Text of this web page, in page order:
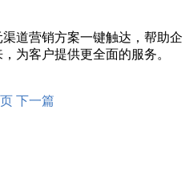
道营销方案一键触达，帮助企
为客户提供更全面的服务。
下一篇